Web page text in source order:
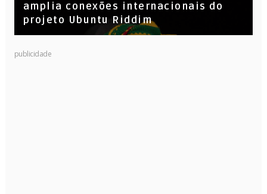
amplia conexões internacionais do
projeto Ubuntu Riddim
KL Jay (Racionais MC’s), DJ Raíz e DJ
publicidade